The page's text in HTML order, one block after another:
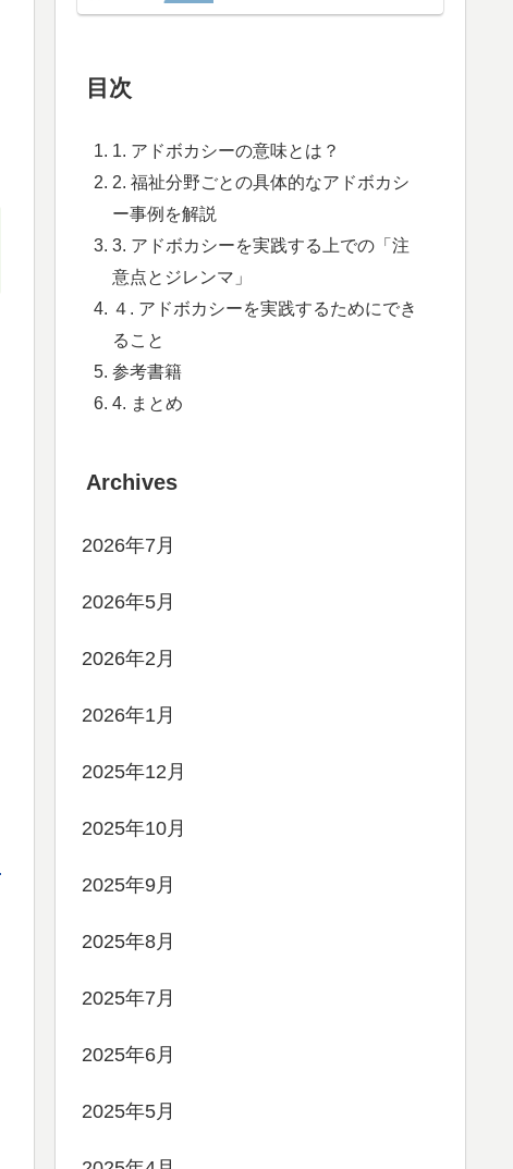
目次
1. アドボカシーの意味とは？
2. 福祉分野ごとの具体的なアドボカシ
ー事例を解説
3. アドボカシーを実践する上での「注
意点とジレンマ」
４. アドボカシーを実践するためにでき
ること
参考書籍
4. まとめ
Archives
2026年7月
2026年5月
2026年2月
2026年1月
2025年12月
2025年10月
2025年9月
2025年8月
2025年7月
2025年6月
2025年5月